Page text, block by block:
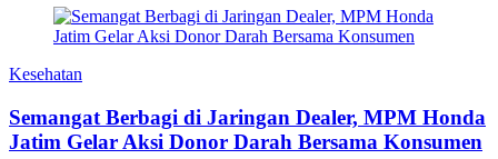
Kesehatan
Semangat Berbagi di Jaringan Dealer, MPM Honda
Jatim Gelar Aksi Donor Darah Bersama Konsumen